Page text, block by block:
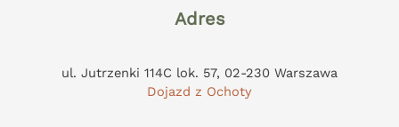
Adres
ul. Jutrzenki 114C lok. 57, 02-230 Warszawa
Dojazd z Ochoty